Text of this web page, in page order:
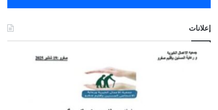
إعلانات